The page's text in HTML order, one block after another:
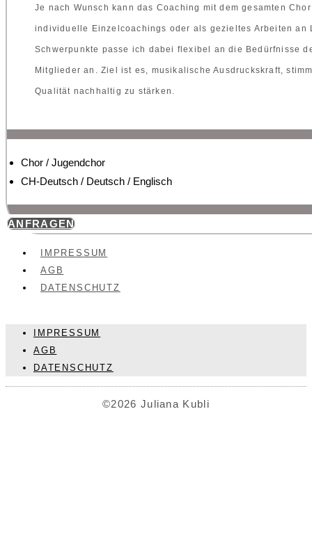
Je nach Wunsch kann das Coaching mit dem gesamten
individuelle Einzelcoachings oder als gezieltes Arbeiten an
Schwerpunkte passe ich dabei flexibel an die Bedürfnisse
Mitglieder an. Ziel ist es, musikalische Ausdruckskraft,
Qualität nachhaltig zu stärken.
Chor / Jugendchor
CH-Deutsch / Deutsch / Englisch
ANFRAGEN
IMPRESSUM
AGB
DATENSCHUTZ
IMPRESSUM
AGB
DATENSCHUTZ
©2026 Juliana Kubli